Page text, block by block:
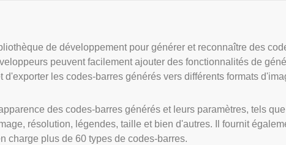
de développement pour générer et reconnaître des
peuvent facilement ajouter des fonctionnalités de
les codes-barres générés vers différents formats
des codes-barres générés et leurs paramètres, tels
résolution, légendes, taille et bien d'autres. Il fournit
charge plus de 60 types de codes-barres.